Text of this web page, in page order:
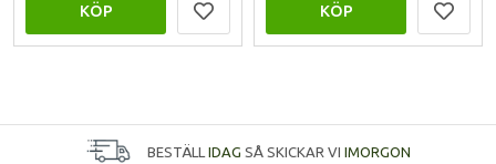
KÖP KÖP
BESTÄLL IDAG SÅ SKICKAR VI IMORGON